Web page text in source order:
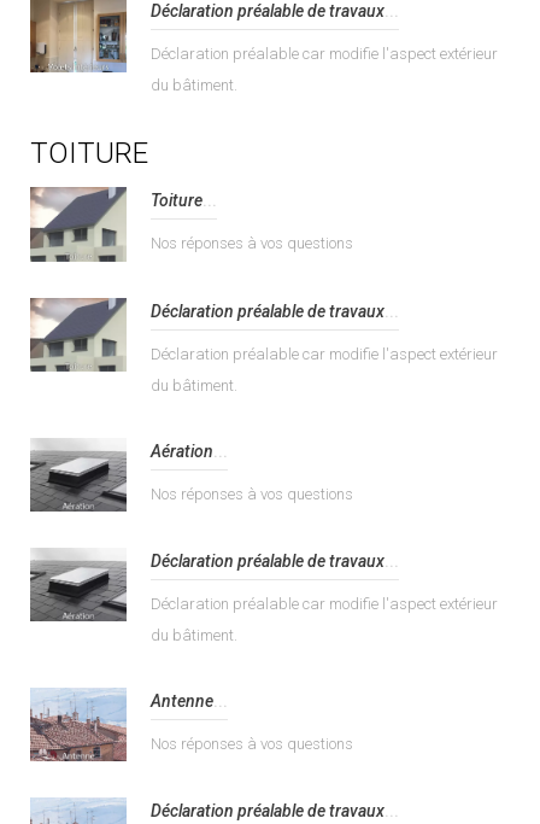
Déclaration préalable de travaux
Déclaration préalable car modifie l'aspect extérieur
du bâtiment.
TOITURE
Toiture
Nos réponses à vos questions
Déclaration préalable de travaux
Déclaration préalable car modifie l'aspect extérieur
du bâtiment.
Aération
Nos réponses à vos questions
Déclaration préalable de travaux
Déclaration préalable car modifie l'aspect extérieur
du bâtiment.
Antenne
Nos réponses à vos questions
Déclaration préalable de travaux...